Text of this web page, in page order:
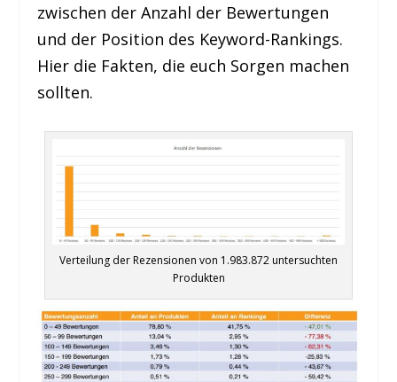
zwischen der Anzahl der Bewertungen
und der Position des Keyword-Rankings.
Hier die Fakten, die euch Sorgen machen
sollten.
Verteilung der Rezensionen von 1.983.872 untersuchten
Produkten